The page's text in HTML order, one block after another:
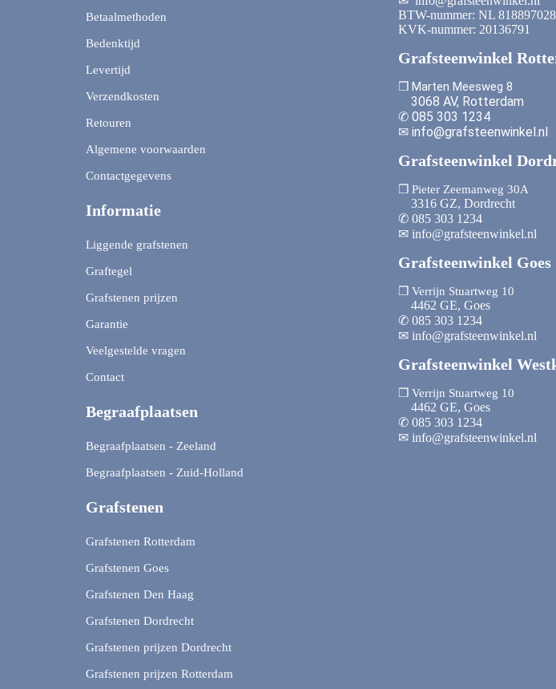
Betaalmethoden
Bedenktijd
Levertijd
Verzendkosten
Retouren
Algemene voorwaarden
Contactgegevens
Informatie
Liggende grafstenen
Graftegel
Grafstenen prijzen
Garantie
Veelgestelde vragen
Contact
Begraafplaatsen
Begraafplaatsen - Zeeland
Begraafplaatsen - Zuid-Holland
Grafstenen
Grafstenen Rotterdam
Grafstenen Goes
Grafstenen Den Haag
Grafstenen Dordrecht
Grafstenen prijzen Dordrecht
Grafstenen prijzen Rotterdam
BTW-nummer: NL
KVK-nummer: 20136791
Grafsteenwinkel
❒ Marten Meesweg 8
3068 AV, Rotterdam
✆ 085 303 1234
✉ info@grafsteenwinkel.nl
Grafsteenwinkel
❒ Pieter Zeemanweg 30A
3316 GZ, Dordrecht
✆ 085 303 1234
✉ info@grafsteenwinkel.nl
Grafsteenwinkel Goes
❒ Verrijn Stuartweg 10
4462 GE, Goes
✆ 085 303 1234
✉ info@grafsteenwinkel.nl
Grafsteenwinkel
❒ Verrijn Stuartweg 10
4462 GE, Goes
✆ 085 303 1234
✉ info@grafsteenwinkel.nl